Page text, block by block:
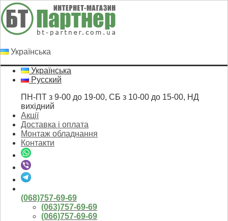
Українська
Українська
Русский
ПН-ПТ з 9-00 до 19-00, СБ з 10-00 до 15-00, НД
вихідний
Акції
Доставка і оплата
Монтаж обладнання
Контакти
(068)757-69-69
(063)757-69-69
(066)757-69-69